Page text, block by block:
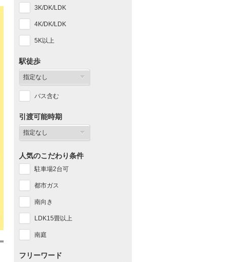
3K/DK/LDK
4K/DK/LDK
5K以上
駅徒歩
バス含む
引渡可能時期
人気のこだわり条件
駐車場2台可
都市ガス
南向き
LDK15畳以上
南庭
フリーワード